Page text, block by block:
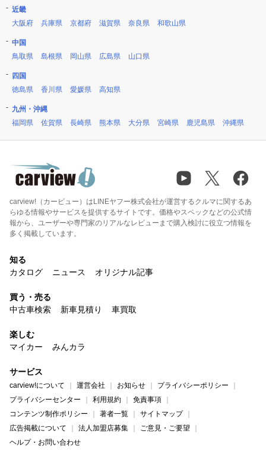
近畿
大阪府
兵庫県 京都府 滋賀県 奈良県 和歌山県
中国
鳥取県
島根県 岡山県 広島県 山口県
四国
徳島県
香川県 愛媛県 高知県
九州・沖縄
福岡県
佐賀県 長崎県 熊本県 大分県 宮崎県 鹿児島県 沖縄県
carview!（カービュー）はLINEヤフー株式会社が運営するクルマに関するあ
らゆる情報やサービスを提供するサイトです。価格やスペックなどの公式情
報から、ユーザーや専門家のリアルなレビューまで購入検討に役立つ情報を
多く掲載しています。
知る
カタログ
ニュース オリジナル記事
買う・売る
中古車検索
新車見積り 車買取
楽しむ
マイカー
みんカラ
サービス
carview!について 運営会社 お知らせ
プライバシーポリシー
プライバシーセンター
利用規約
免責事項
コンテンツ制作ポリシー
著者一覧
サイトマップ
広告掲載について
法人加盟店募集
ご意見・ご要望
ヘルプ・お問い合わせ